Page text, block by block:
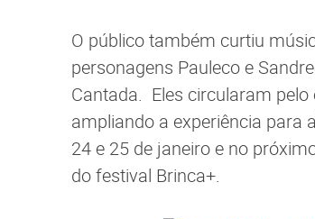
O público também curtiu
personagens Pauleco e
Cantada. Eles circularam
ampliando a experiência para
24 e 25 de janeiro e no
do festival Brinca+.